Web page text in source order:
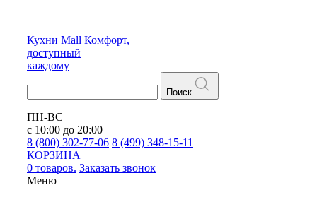
Кухни Mall Комфорт,
доступный
каждому
Поиск
ПН-ВС
с 10:00 до 20:00
8 (800) 302-77-06 8 (499) 348-15-11
КОРЗИНА
0 товаров. Заказать звонок
Меню